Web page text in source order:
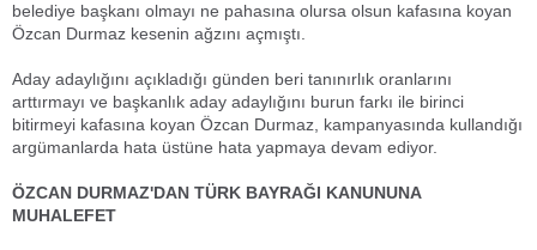
belediye başkanı olmayı ne pahasına olursa olsun kafasına koyan
Özcan Durmaz kesenin ağzını açmıştı.
Aday adaylığını açıkladığı günden beri tanınırlık oranlarını
arttırmayı ve başkanlık aday adaylığını burun farkı ile birinci
bitirmeyi kafasına koyan Özcan Durmaz, kampanyasında kullandığı
argümanlarda hata üstüne hata yapmaya devam ediyor.
ÖZCAN DURMAZ'DAN TÜRK BAYRAĞI KANUNUNA
MUHALEFET